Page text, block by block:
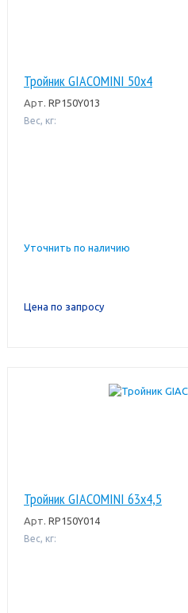
Тройник GIACOMINI 50x4
Арт. RP150Y013
Вес, кг:
Уточнить по наличию
Цена по запросу
Тройник GIACOMINI 63x4,5
Арт. RP150Y014
Вес, кг: